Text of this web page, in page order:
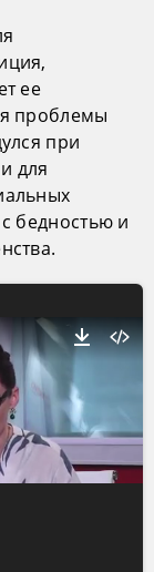
ее
проблемы
при
для
бедностью и